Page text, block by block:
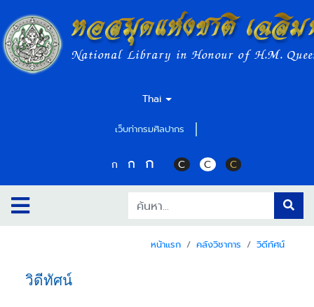
หอสมุดแห่งชาติ เฉลิ
National Library in Honour of H.M.
Thai
เว็บท่ากรมศิลปากร
ก ก ก C C C
หน้าแรก คลังวิชาการ วิดีทัศน์
วิดีทัศน์